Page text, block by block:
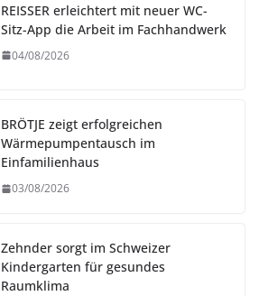
REISSER erleichtert mit neuer WC-
Sitz-App die Arbeit im Fachhandwerk
04/08/2026
BRÖTJE zeigt erfolgreichen
Wärmepumpentausch im
Einfamilienhaus
03/08/2026
Zehnder sorgt im Schweizer
Kindergarten für gesundes
Raumklima